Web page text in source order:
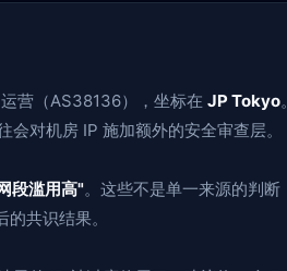
运营（AS38136），坐标在 JP Tokyo
对机房 IP 施加额外的安全审查层。
段滥用高"。这些不是单一来源的判
共识结果。